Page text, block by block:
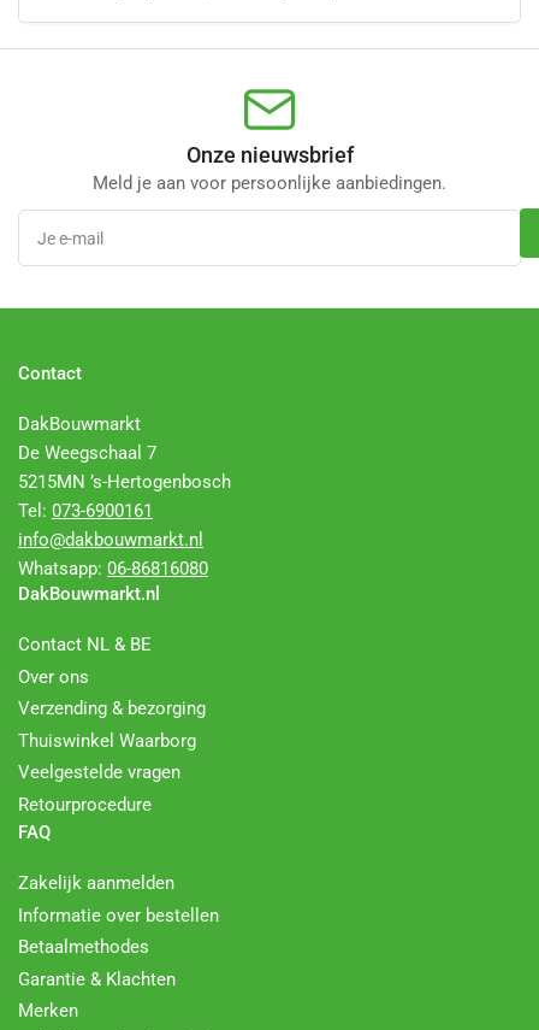
Onze nieuwsbrief
Meld je aan voor persoonlijke aanbiedingen.
Je
mail
Contact
DakBouwmarkt
De Weegschaal 7
5215MN ’s-Hertogenbosch
Tel: 073-6900161
info@dakbouwmarkt.nl
Whatsapp: 06-86816080
DakBouwmarkt.nl
Contact NL & BE
Over ons
Verzending & bezorging
Thuiswinkel Waarborg
Veelgestelde vragen
Retourprocedure
FAQ
Zakelijk aanmelden
Informatie over bestellen
Betaalmethodes
Garantie & Klachten
Merken